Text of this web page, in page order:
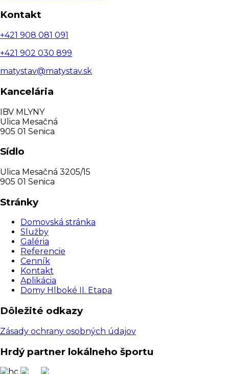
Kontakt
+421 908 081 091
+421 902 030 899
matystav@matystav.sk
Kancelária
IBV MLYNY
Ulica Mesačná
905 01 Senica
Sídlo
Ulica Mesačná 3205/15
905 01 Senica
Stránky
Domovská stránka
Služby
Galéria
Referencie
Cenník
Kontakt
Aplikácia
Domy Hlboké II. Etapa
Dôležité odkazy
Zásady ochrany osobných údajov
Hrdý partner lokálneho športu